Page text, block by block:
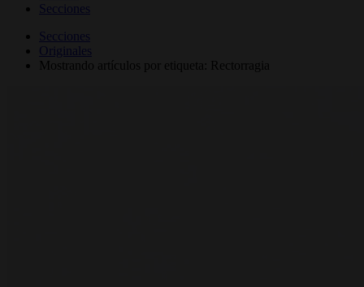
Secciones
Secciones
Originales
Mostrando artículos por etiqueta: Rectorragia